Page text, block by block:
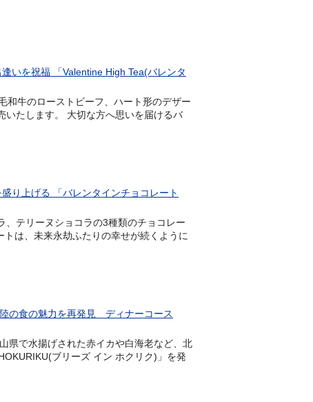
いを祝福 「Valentine High Tea(バレンタ
和牛のローストビーフ、ハート形のデザー
いたします。 大切な方へ思いを届けるバ
り上げる 「バレンタインチョコレート
テリーヌショコラの3種類のチョコレー
は、未来永劫ふたりの幸せが続くように
陸の食の魅力を再発見 ディナーコース
県で水揚げされた赤イカや白海老など、北
ブリーズ イン ホクリク)」を発